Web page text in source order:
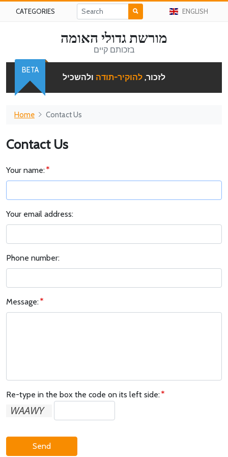
CATEGORIES ENGLISH
מורשת גדולי האומה
בזכותם קיים
לזכור, להוקיר-תודה ולהשכיל
BETA
Home Contact Us
Contact Us
Your name:
Your email address:
Phone number:
Message:
Re-type in the box the code on its left side:
Send